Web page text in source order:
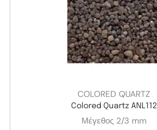
COLORED QUARTZ
Colored Quartz ANL112
Μέγεθος 2/3 mm